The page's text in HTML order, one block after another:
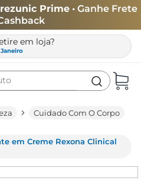
Prime • Ganhe Frete
em loja?
Cuidado Com O Corpo
em Creme Rexona Clinical